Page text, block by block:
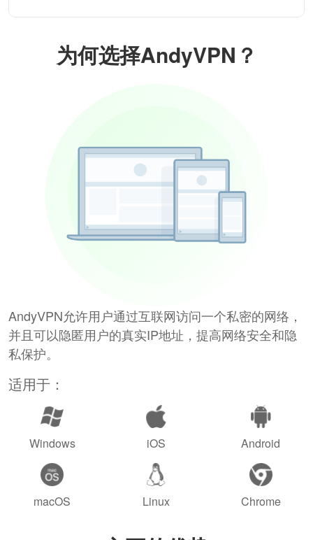
为何选择AndyVPN？
AndyVPN允许用户通过互联网访问一个私密的网络，
并且可以隐匿用户的真实IP地址，提高网络安全和隐
私保护。
适用于：
Windows iOS Android
macOS Linux Chrome